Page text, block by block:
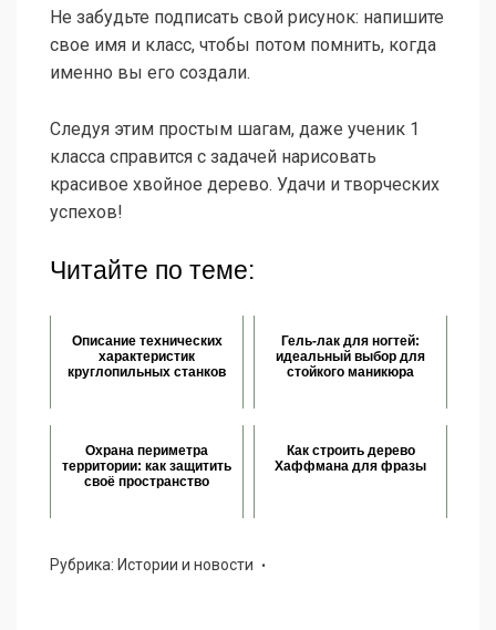
Не забудьте подписать свой рисунок: напишите
свое имя и класс, чтобы потом помнить, когда
именно вы его создали.
Следуя этим простым шагам, даже ученик 1
класса справится с задачей нарисовать
красивое хвойное дерево. Удачи и творческих
успехов!
Читайте по теме:
Описание технических
характеристик
круглопильных станков
Гель-лак для ногтей:
идеальный выбор для
стойкого маникюра
Охрана периметра
территории: как защитить
своё пространство
Как строить дерево
Хаффмана для фразы
Рубрика: Истории и новости